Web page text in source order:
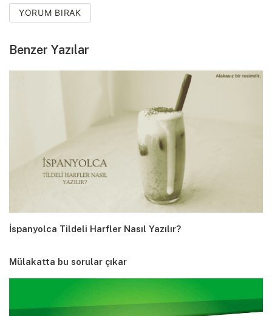
YORUM BIRAK
Benzer Yazılar
İspanyolca Tildeli Harfler Nasıl Yazılır?
Mülakatta bu sorular çıkar